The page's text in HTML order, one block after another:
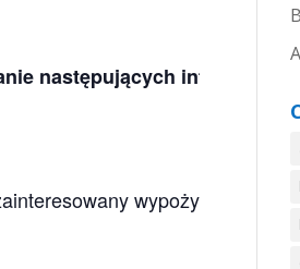
następujących informacji:
wypożyczeniem